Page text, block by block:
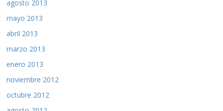
agosto 2013
mayo 2013
abril 2013
marzo 2013
enero 2013
noviembre 2012
octubre 2012